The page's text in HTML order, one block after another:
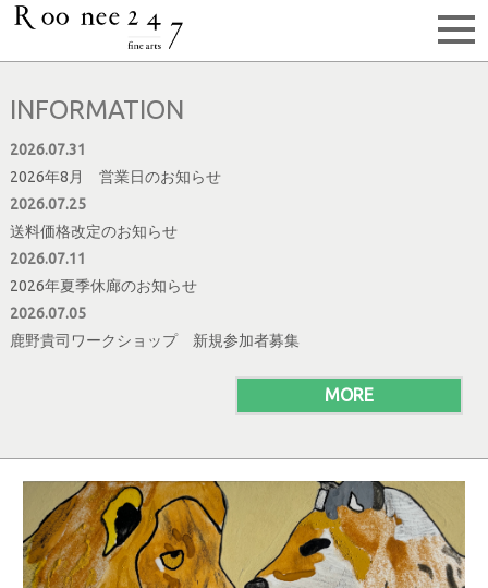
INFORMATION
2026.07.31
2026年8月 営業日のお知らせ
2026.07.25
送料価格改定のお知らせ
2026.07.11
2026年夏季休廊のお知らせ
2026.07.05
鹿野貴司ワークショップ 新規参加者募集
MORE